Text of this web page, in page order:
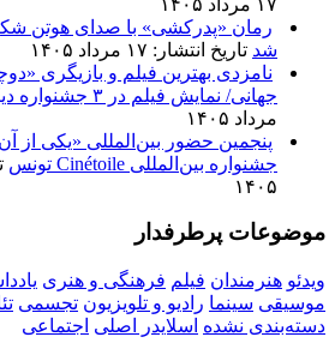
رمان «پدرکشی» با صدای هوتن
شد تاریخ انتشار: ۱۷ مرداد ۱۴۰۵
جهانی/ نمایش فیلم در ۳ جشنواره دیگر
مرداد ۱۴۰۵
پنجمین حضور بین‌المللی «یکی از
جشنواره بین‌المللی Cinétoile تونس
۱۴۰۵
موضوعات پرطرفدار
ویدئو هنرمندان فیلم فرهنگی و هنری
موسیقی سینما رادیو و تلویزیون تجسمی
دسته‌بندی نشده اسلایدر اصلی اجتماعی